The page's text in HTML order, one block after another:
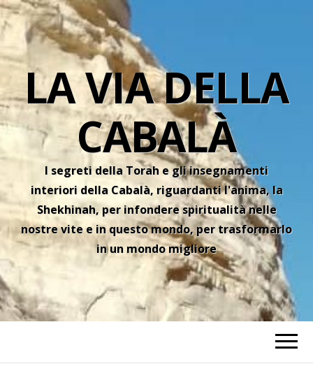
LA VIA DELLA
CABALÀ
I segreti della Torah e gli insegnamenti
interiori della Cabalà, riguardanti l'anima, la
Shekhinah, per infondere spiritualità nelle
nostre vite e in questo mondo, per trasformarlo
in un mondo migliore